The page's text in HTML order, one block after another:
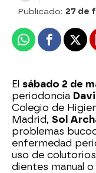
Publicado: 27 de
WhatsappFacebook
X
El sábado 2 de
periodoncia
Colegio de
Madrid, Sol
problemas
enfermedad
uso de
dientes manual